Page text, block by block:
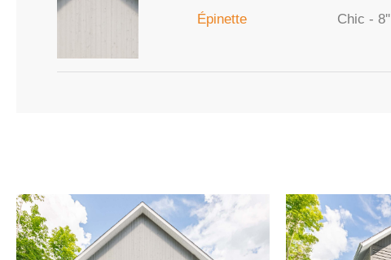
Épinette Chic - 8''